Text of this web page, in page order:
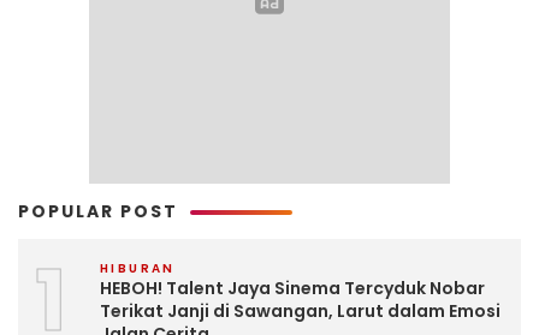
POPULAR POST
1 HIBURAN
HEBOH! Talent Jaya Sinema Tercyduk Nobar
Terikat Janji di Sawangan, Larut dalam Emosi